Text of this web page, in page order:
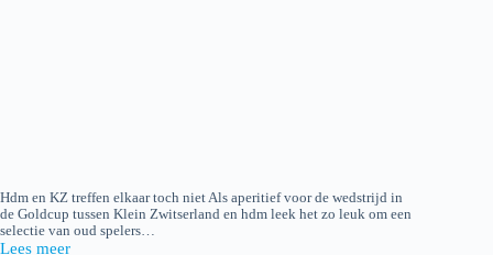
Hdm en KZ treffen elkaar toch niet Als aperitief voor de wedstrijd in
de Goldcup tussen Klein Zwitserland en hdm leek het zo leuk om een
selectie van oud spelers…
Lees meer